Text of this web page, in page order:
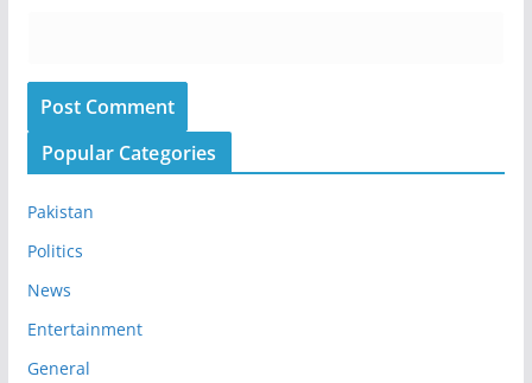
Popular Categories
Pakistan
Politics
News
Entertainment
General